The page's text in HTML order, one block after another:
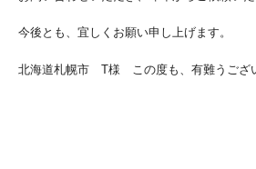
今後とも、宜しくお願い申し上げます。
北海道札幌市 T様 この度も、有難うござ